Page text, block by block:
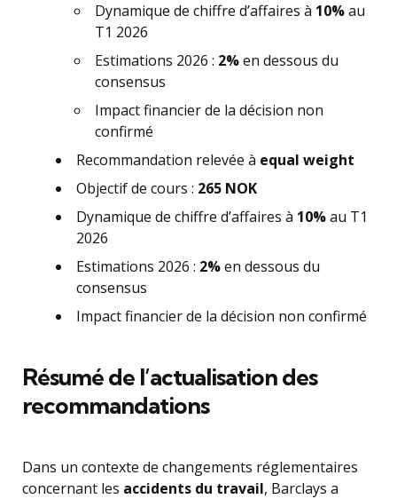
Dynamique de chiffre d’affaires à 10%au
T1 2026
Estimations 2026 : 2%en dessous du
consensus
Impact financier de la décision non
confirmé
Recommandation relevée à equal weight
Objectif de cours : 265 NOK
Dynamique de chiffre d’affaires à 10%au T1
2026
Estimations 2026 : 2%en dessous du
consensus
Impact financier de la décision non confirmé
Résumé de l’actualisation des
recommandations
Dans un contexte de changements réglementaires
concernant les accidents du travail, Barclays a